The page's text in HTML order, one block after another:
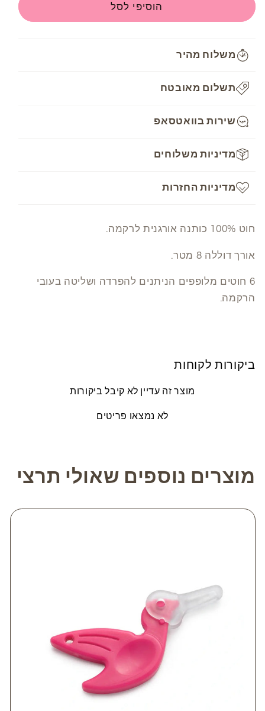
רקמה
Mouline
-
רקמה
-
הוסיפי לסל
משלוח מהיר
תשלום מאובטח
שירות בוואטסאפ
מדיניות משלוחים
מדיניות החזרות
חוט 100% כותנה אורגנית לרקמה.
אורך דוללה 8 מטר.
6 חוטים מלופפים הניתנים להפרדה ושליטה בעובי
הרקמה.
ביקורות לקוחות
מוצר זה עדיין לא קיבל ביקורות
לא נמצאו פריטים
מוצרים נוספים שאולי תרצי